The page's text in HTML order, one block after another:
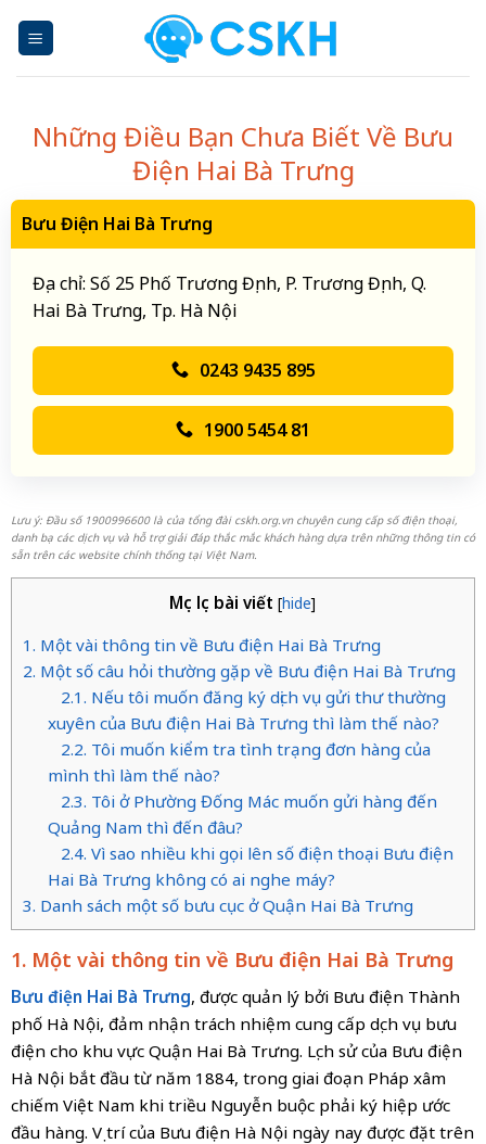
Những Điều Bạn Chưa Biết Về Bưu
Điện Hai Bà Trưng
Bưu Điện Hai Bà Trưng
Địa chỉ: Số 25 Phố Trương Định, P. Trương Định, Q.
Hai Bà Trưng, Tp. Hà Nội
0243 9435 895
1900 5454 81
Lưu ý: Đầu số 1900996600 là của tổng đài cskh.org.vn chuyên cung cấp số điện thoại,
danh bạ các dịch vụ và hỗ trợ giải đáp thắc mắc khách hàng dựa trên những thông tin có
sẵn trên các website chính thống tại Việt Nam.
Mục lục bài viết [hide]
1. Một vài thông tin về Bưu điện Hai Bà Trưng
2. Một số câu hỏi thường gặp về Bưu điện Hai Bà Trưng
2.1. Nếu tôi muốn đăng ký dịch vụ gửi thư thường
xuyên của Bưu điện Hai Bà Trưng thì làm thế nào?
2.2. Tôi muốn kiểm tra tình trạng đơn hàng của
mình thì làm thế nào?
2.3. Tôi ở Phường Đống Mác muốn gửi hàng đến
Quảng Nam thì đến đâu?
2.4. Vì sao nhiều khi gọi lên số điện thoại Bưu điện
Hai Bà Trưng không có ai nghe máy?
3. Danh sách một số bưu cục ở Quận Hai Bà Trưng
1. Một vài thông tin về Bưu điện Hai Bà Trưng
Bưu điện Hai Bà Trưng, được quản lý bởi Bưu điện Thành
phố Hà Nội, đảm nhận trách nhiệm cung cấp dịch vụ bưu
điện cho khu vực Quận Hai Bà Trưng. Lịch sử của Bưu điện
Hà Nội bắt đầu từ năm 1884, trong giai đoạn Pháp xâm
chiếm Việt Nam khi triều Nguyễn buộc phải ký hiệp ước
đầu hàng. Vị trí của Bưu điện Hà Nội ngày nay được đặt trên